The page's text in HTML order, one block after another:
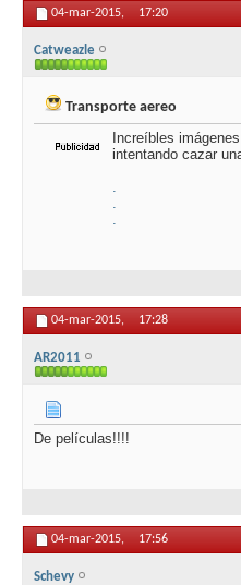
04-mar-2015, 17:20
Catweazle
Transporte aereo
Increíbles
intentando cazar
.
.
.
04-mar-2015, 17:28
AR2011
De películas!!!!
04-mar-2015, 17:56
Schevy